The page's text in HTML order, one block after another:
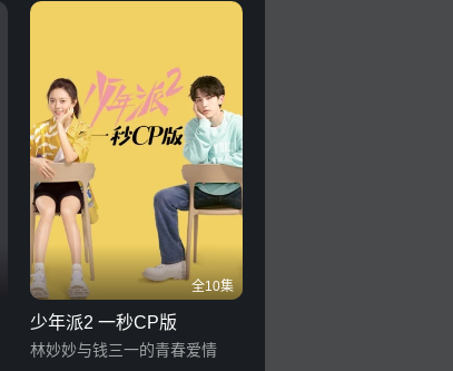
全10集
少年派2 一秒CP版
林妙妙与钱三一的青春爱情